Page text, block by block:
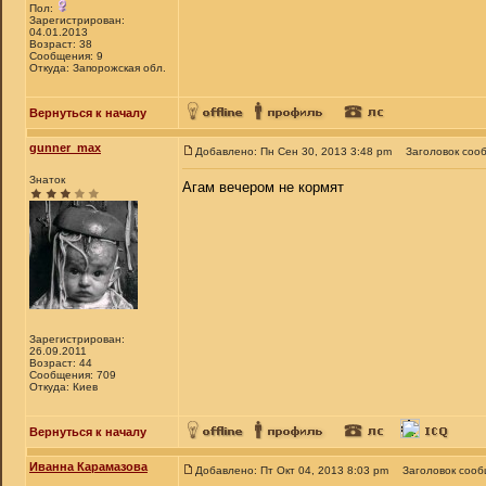
Пол:
Зарегистрирован:
04.01.2013
Возраст: 38
Сообщения: 9
Откуда: Запорожская обл.
Вернуться к началу
gunner_max
Знаток
Зарегистрирован:
26.09.2011
Возраст: 44
Сообщения: 709
Откуда: Киев
Добавлено: Пн Сен 30, 2013 3:48 pm Заголовок
Агам вечером не кормят
Вернуться к началу
Иванна Карамазова Добавлено: Пт Окт 04, 2013 8:03 pm Заголовок